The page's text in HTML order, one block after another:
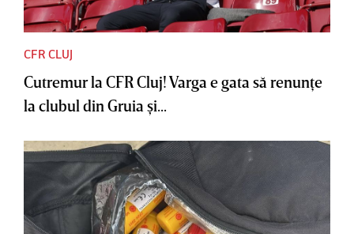
CFR CLUJ
Cutremur la CFR Cluj! Varga e gata să renunţe
la clubul din Gruia şi...